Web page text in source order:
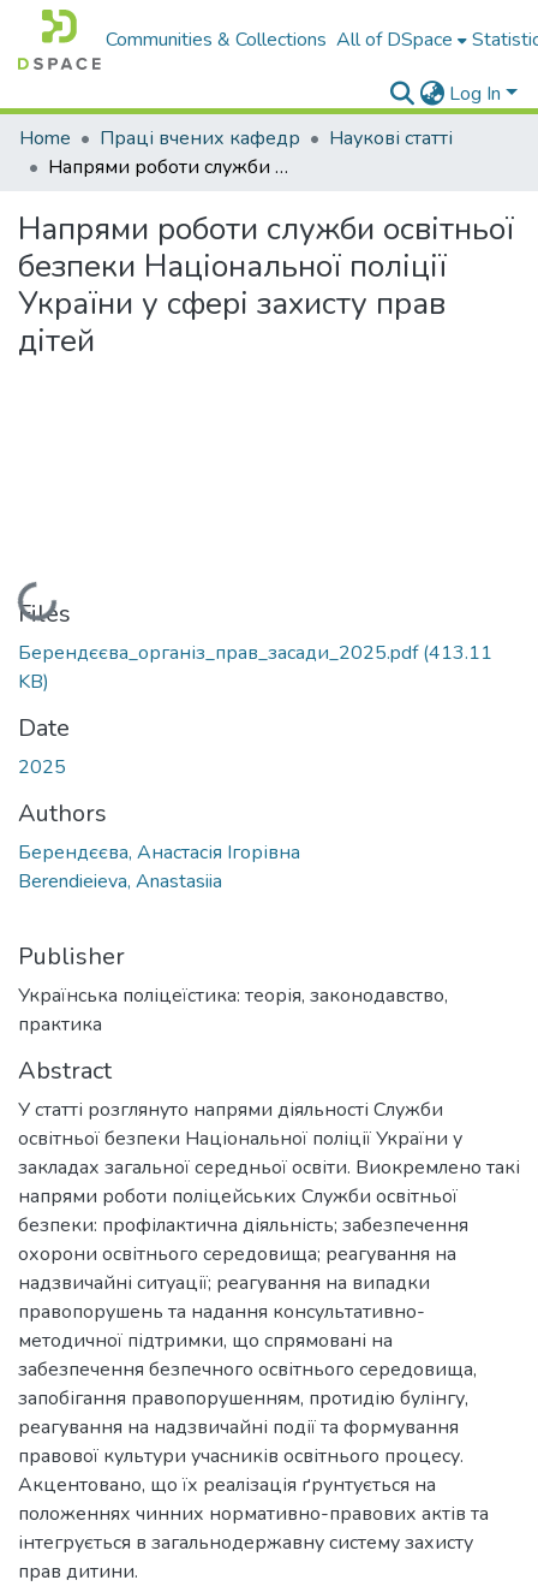
Communities & Collections All of DSpace
Log In
Home
Праці вчених кафедр
Наукові статті
Напрями роботи служби освітньої безпеки Національної поліції України у сфері захисту прав дітей
Напрями роботи служби освітньої
безпеки Національної поліції
України у сфері захисту прав
дітей
Loading...
Files
Берендєєва_організ_прав_засади_2025.pdf(413.11
KB)
Date
2025
Authors
Берендєєва, Анастасія Ігорівна
Berendieieva, Anastasiia
Publisher
Українська поліцеїстика: теорія, законодавство,
практика
Abstract
У статті розглянуто напрями діяльності Служби
освітньої безпеки Національної поліції України у
закладах загальної середньої освіти. Виокремлено такі
напрями роботи поліцейських Служби освітньої
безпеки: профілактична діяльність; забезпечення
охорони освітнього середовища; реагування на
надзвичайні ситуації; реагування на випадки
правопорушень та надання консультативно-
методичної підтримки, що спрямовані на
забезпечення безпечного освітнього середовища,
запобігання правопорушенням, протидію булінгу,
реагування на надзвичайні події та формування
правової культури учасників освітнього процесу.
Акцентовано, що їх реалізація ґрунтується на
положеннях чинних нормативно-правових актів та
інтегрується в загальнодержавну систему захисту
прав дитини.